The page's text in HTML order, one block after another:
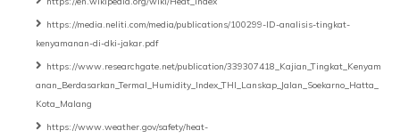
https://media.neliti.com/media/publications/100299-ID-analisis-tingkat-
kenyamanan-di-dki-jakar.pdf
https://www.researchgate.net/publication/339307418_Kajian_Tingkat_Kenyam
anan_Berdasarkan_Termal_Humidity_Index_THI_Lanskap_Jalan_Soekarno_Hatta_
Kota_Malang
https://www.weather.gov/safety/heat-